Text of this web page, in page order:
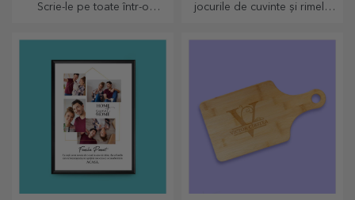
Scrie-le pe toate într-o
jocurile de cuvinte și rimele